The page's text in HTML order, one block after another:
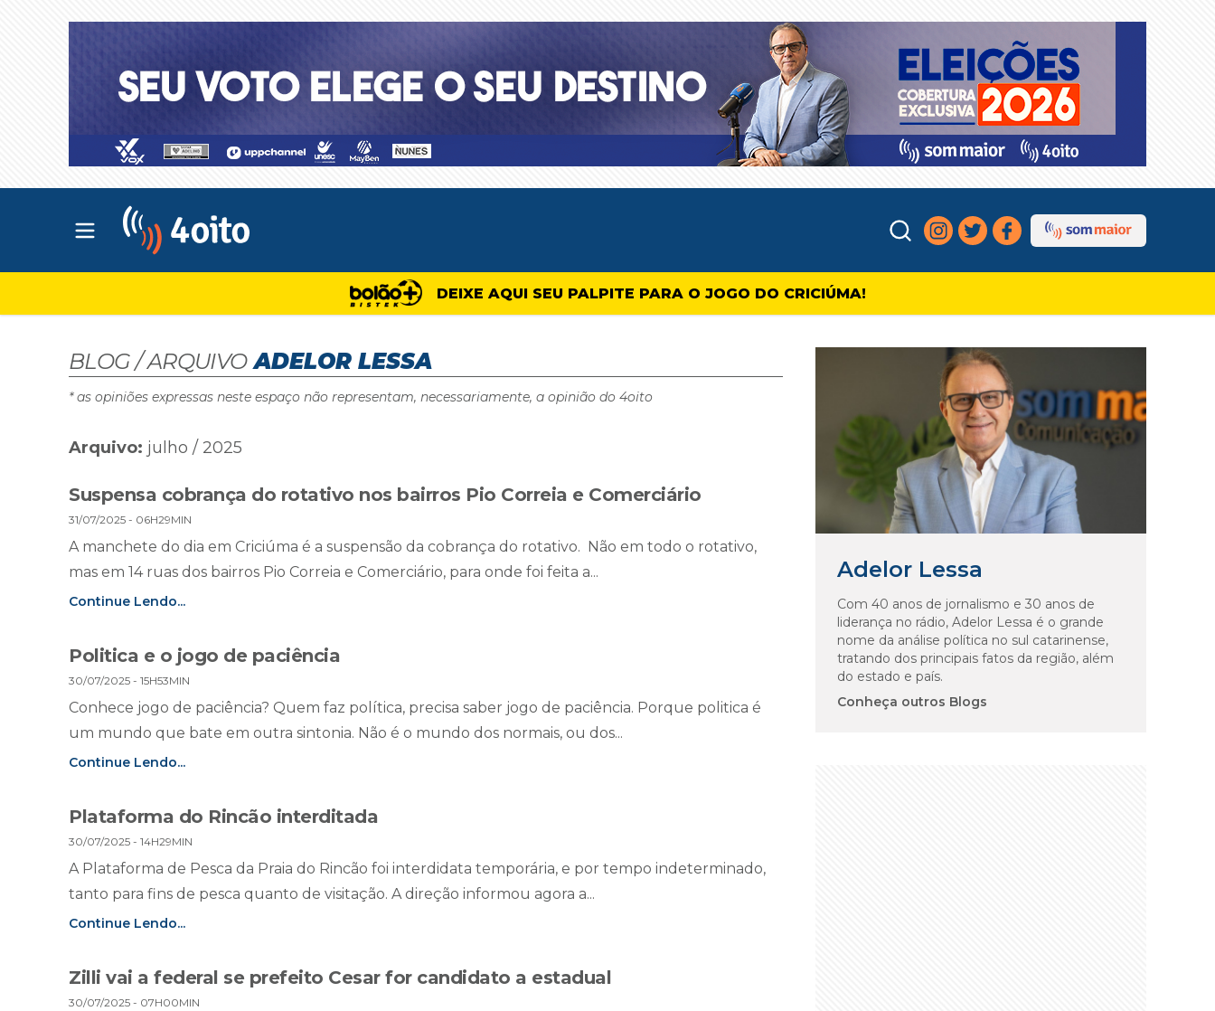
Abrir menu principal
DEIXE AQUI SEU PALPITE PARA O JOGO DO CRICIÚMA!
BLOG / ARQUIVO ADELOR LESSA
* as opiniões expressas neste espaço não representam, necessariamente, a opinião do 4oito
Arquivo: julho / 2025
Suspensa cobrança do rotativo nos bairros Pio Correia e Comerciário
31/07/2025 - 06H29MIN
A manchete do dia em Criciúma é a suspensão da cobrança do rotativo. Não em todo o rotativo,
mas em 14 ruas dos bairros Pio Correia e Comerciário, para onde foi feita a...
Continue Lendo...
Politica e o jogo de paciência
30/07/2025 - 15H53MIN
Conhece jogo de paciência? Quem faz política, precisa saber jogo de paciência. Porque politica é
um mundo que bate em outra sintonia. Não é o mundo dos normais, ou dos...
Continue Lendo...
Plataforma do Rincão interditada
30/07/2025 - 14H29MIN
A Plataforma de Pesca da Praia do Rincão foi interdidata temporária, e por tempo indeterminado,
tanto para fins de pesca quanto de visitação. A direção informou agora a...
Continue Lendo...
Zilli vai a federal se prefeito Cesar for candidato a estadual
30/07/2025 - 07H00MIN
Adelor Lessa
Com 40 anos de jornalismo e 30 anos de
liderança no rádio, Adelor Lessa é o grande
nome da análise política no sul catarinense,
tratando dos principais fatos da região, além
do estado e país.
Conheça outros Blogs